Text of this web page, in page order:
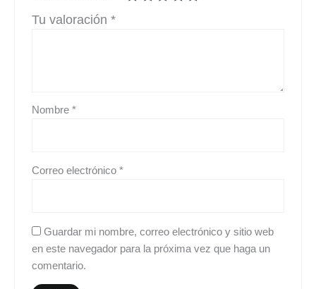
Tu valoración*
Nombre*
Correo electrónico*
Guardar mi nombre, correo electrónico y sitio web
en este navegador para la próxima vez que haga un
comentario.